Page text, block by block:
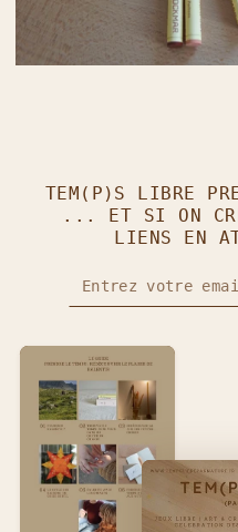
TEM(P)S LIBRE
... ET SI ON
LIENS EN
Entrez votre